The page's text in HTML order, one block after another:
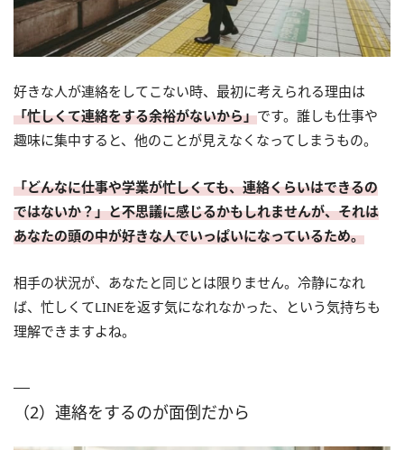
好きな人が連絡をしてこない時、最初に考えられる理由は
「忙しくて連絡をする余裕がないから」です。誰しも仕事や
趣味に集中すると、他のことが見えなくなってしまうもの。
「どんなに仕事や学業が忙しくても、連絡くらいはできるの
ではないか？」と不思議に感じるかもしれませんが、それは
あなたの頭の中が好きな人でいっぱいになっているため。
相手の状況が、あなたと同じとは限りません。冷静になれ
ば、忙しくてLINEを返す気になれなかった、という気持ちも
理解できますよね。
（2）連絡をするのが面倒だから